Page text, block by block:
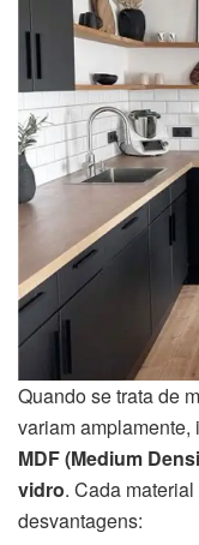
Quando se trata de
variam
MDF (Medium
vidro. Cada
desvantagens: